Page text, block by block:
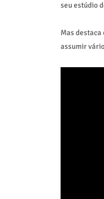
seu estúdio
Mas
assumir